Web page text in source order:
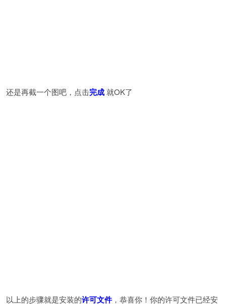
还是再截一个图吧，点击完成就OK了
以上的步骤就是安装的许可文件，恭喜你！你的许可文件已经安